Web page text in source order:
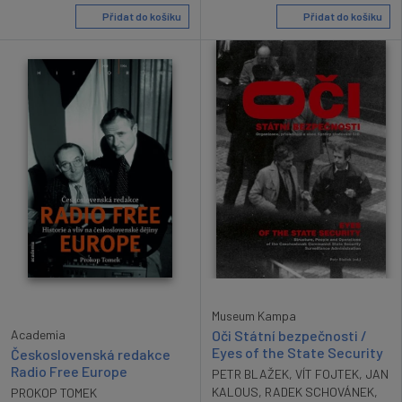
Přidat do košíku Přidat do košíku
Academia
Československá redakce
Radio Free Europe
PROKOP TOMEK
Museum Kampa
Oči Státní bezpečnosti /
Eyes of the State Security
PETR BLAŽEK, VÍT FOJTEK, JAN
KALOUS, RADEK SCHOVÁNEK,